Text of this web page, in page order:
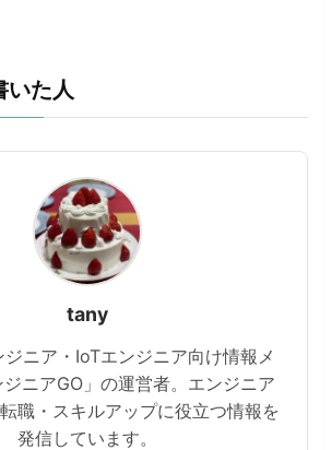
いた人
tany
ニア・IoTエンジニア向け情報メ
ニアGO」の運営者。エンジニア
職・スキルアップに役立つ情報を
発信しています。